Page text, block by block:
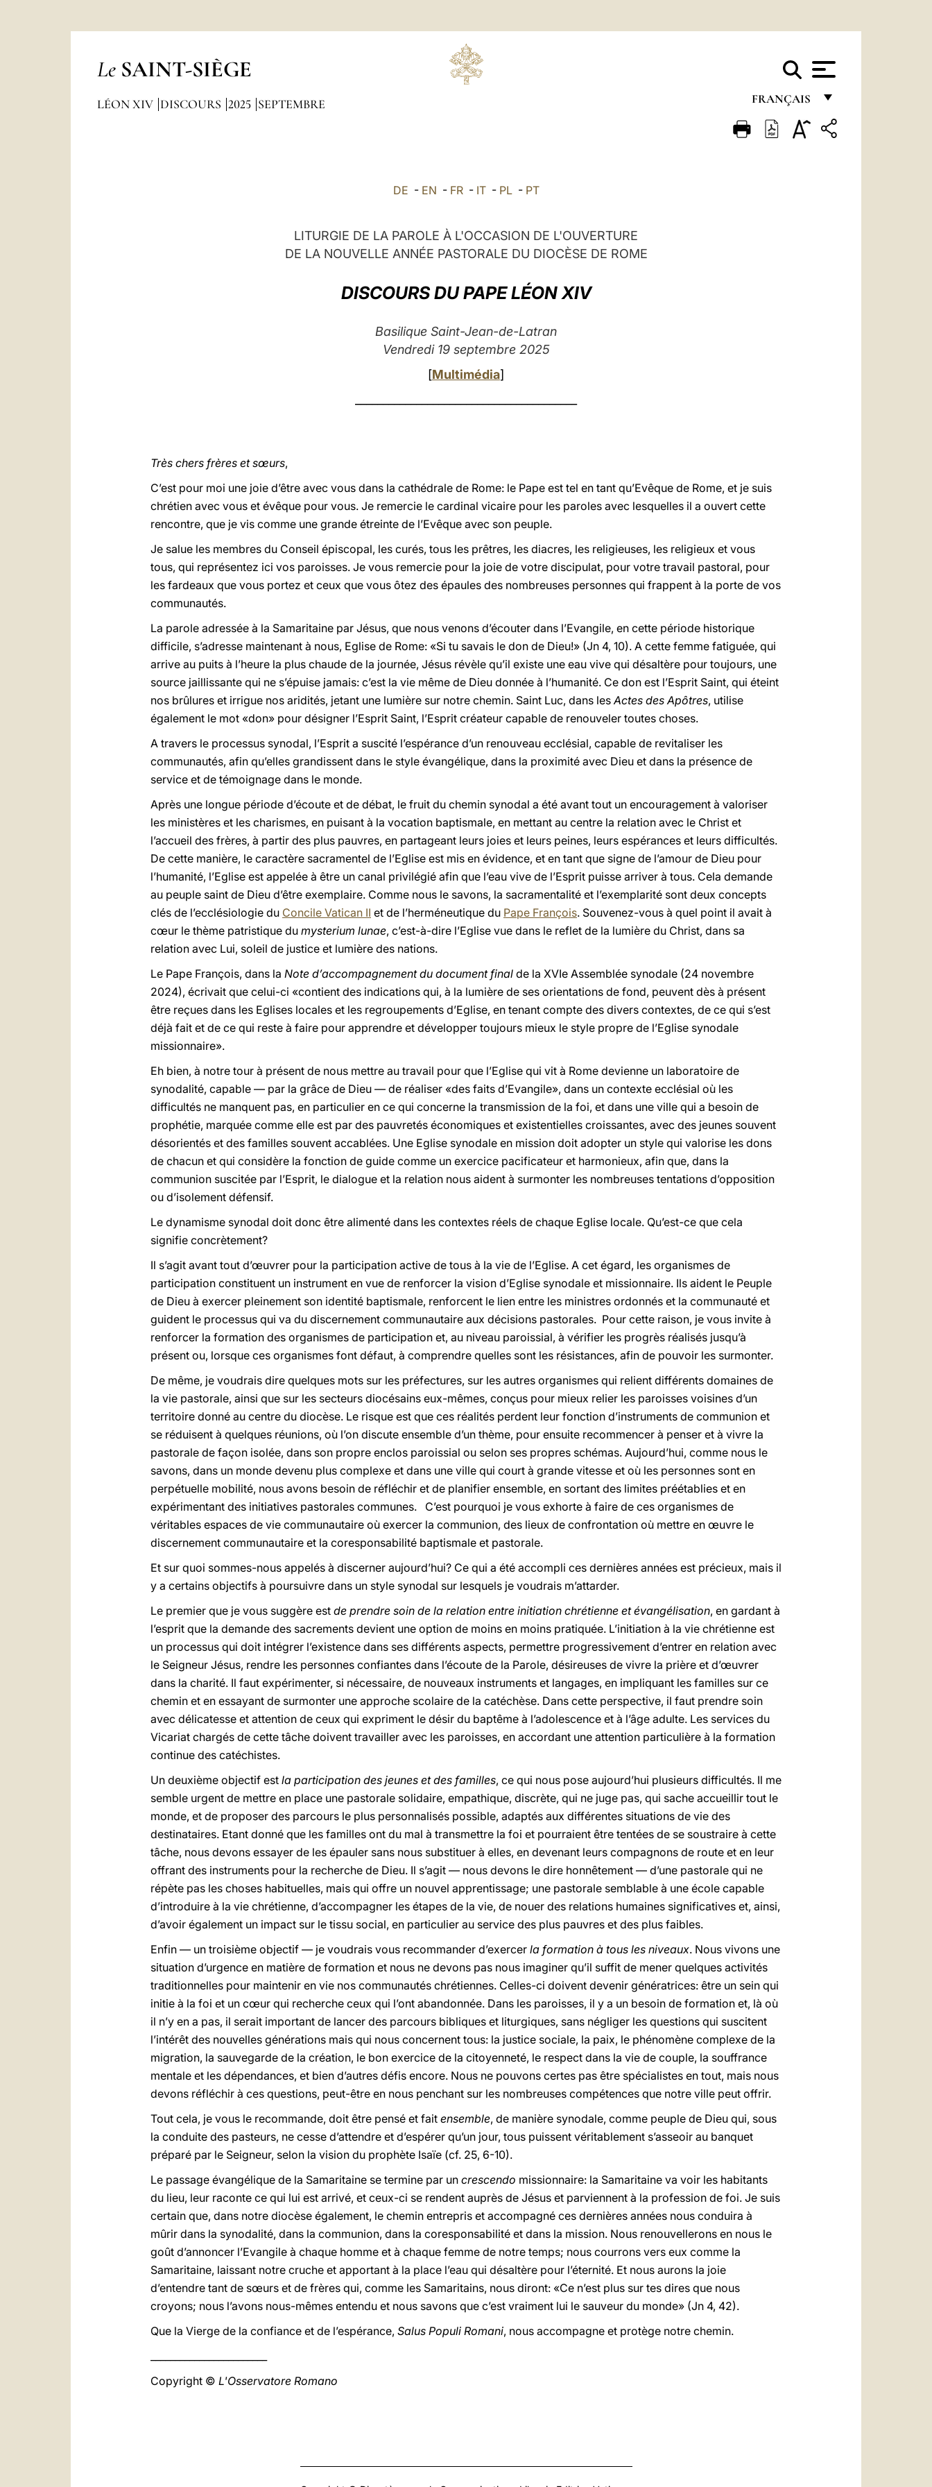
Le SAINT-SIÈGE
FRANÇAIS
FRANÇAIS
LÉON XIV DISCOURS 2025 SEPTEMBRE
DE - EN - FR- IT- PL- PT
LITURGIE DE LA PAROLE À L'OCCASION DE L'OUVERTURE
DE LA NOUVELLE ANNÉE PASTORALE DU DIOCÈSE DE ROME
DISCOURS DU PAPE LÉON XIV
Basilique Saint-Jean-de-Latran
Vendredi 19 septembre 2025
[Multimédia]
Très chers frères et sœurs,
C’est pour moi une joie d’être avec vous dans la cathédrale de Rome: le Pape est tel en tant qu’Evêque de Rome, et je suis
chrétien avec vous et évêque pour vous. Je remercie le cardinal vicaire pour les paroles avec lesquelles il a ouvert cette
rencontre, que je vis comme une grande étreinte de l’Evêque avec son peuple.
Je salue les membres du Conseil épiscopal, les curés, tous les prêtres, les diacres, les religieuses, les religieux et vous
tous, qui représentez ici vos paroisses. Je vous remercie pour la joie de votre discipulat, pour votre travail pastoral, pour
les fardeaux que vous portez et ceux que vous ôtez des épaules des nombreuses personnes qui frappent à la porte de vos
communautés.
La parole adressée à la Samaritaine par Jésus, que nous venons d’écouter dans l’Evangile, en cette période historique
difficile, s’adresse maintenant à nous, Eglise de Rome: «Si tu savais le don de Dieu!» (Jn 4, 10). A cette femme fatiguée, qui
arrive au puits à l’heure la plus chaude de la journée, Jésus révèle qu’il existe une eau vive qui désaltère pour toujours, une
source jaillissante qui ne s’épuise jamais: c’est la vie même de Dieu donnée à l’humanité. Ce don est l’Esprit Saint, qui éteint
nos brûlures et irrigue nos aridités, jetant une lumière sur notre chemin. Saint Luc, dans lesActes des Apôtres, utilise
également le mot «don» pour désigner l’Esprit Saint, l’Esprit créateur capable de renouveler toutes choses.
A travers le processus synodal, l’Esprit a suscité l’espérance d’un renouveau ecclésial, capable de revitaliser les
communautés, afin qu’elles grandissent dans le style évangélique, dans la proximité avec Dieu et dans la présence de
service et de témoignage dans le monde.
Après une longue période d’écoute et de débat, le fruit du chemin synodal a été avant tout un encouragement à valoriser
les ministères et les charismes, en puisant à la vocation baptismale, en mettant au centre la relation avec le Christ et
l’accueil des frères, à partir des plus pauvres, en partageant leurs joies et leurs peines, leurs espérances et leurs difficultés.
De cette manière, le caractère sacramentel de l’Eglise est mis en évidence, et en tant que signe de l’amour de Dieu pour
l’humanité, l’Eglise est appelée à être un canal privilégié afin que l’eau vive de l’Esprit puisse arriver à tous. Cela demande
au peuple saint de Dieu d’être exemplaire. Comme nous le savons, la sacramentalité et l’exemplarité sont deux concepts
clés de l’ecclésiologie du Concile Vatican II et de l’herméneutique du Pape François. Souvenez-vous à quel point il avait à
cœur le thème patristique du mysterium lunae, c’est-à-dire l’Eglise vue dans le reflet de la lumière du Christ, dans sa
relation avec Lui, soleil de justice et lumière des nations.
Le Pape François, dans la Note d’accompagnement du document final de la XVIe Assemblée synodale (24 novembre
2024), écrivait que celui-ci «contient des indications qui, à la lumière de ses orientations de fond, peuvent dès à présent
être reçues dans les Eglises locales et les regroupements d’Eglise, en tenant compte des divers contextes, de ce qui s’est
déjà fait et de ce qui reste à faire pour apprendre et développer toujours mieux le style propre de l’Eglise synodale
missionnaire».
Eh bien, à notre tour à présent de nous mettre au travail pour que l’Eglise qui vit à Rome devienne un laboratoire de
synodalité, capable — par la grâce de Dieu — de réaliser «des faits d’Evangile», dans un contexte ecclésial où les
difficultés ne manquent pas, en particulier en ce qui concerne la transmission de la foi, et dans une ville qui a besoin de
prophétie, marquée comme elle est par des pauvretés économiques et existentielles croissantes, avec des jeunes souvent
désorientés et des familles souvent accablées. Une Eglise synodale en mission doit adopter un style qui valorise les dons
de chacun et qui considère la fonction de guide comme un exercice pacificateur et harmonieux, afin que, dans la
communion suscitée par l’Esprit, le dialogue et la relation nous aident à surmonter les nombreuses tentations d’opposition
ou d’isolement défensif.
Le dynamisme synodal doit donc être alimenté dans les contextes réels de chaque Eglise locale. Qu’est-ce que cela
signifie concrètement?
Il s’agit avant tout d’œuvrer pour la participation active de tous à la vie de l’Eglise. A cet égard, les organismes de
participation constituent un instrument en vue de renforcer la vision d’Eglise synodale et missionnaire. Ils aident le Peuple
de Dieu à exercer pleinement son identité baptismale, renforcent le lien entre les ministres ordonnés et la communauté et
guident le processus qui va du discernement communautaire aux décisions pastorales. Pour cette raison, je vous invite à
renforcer la formation des organismes de participation et, au niveau paroissial, à vérifier les progrès réalisés jusqu’à
présent ou, lorsque ces organismes font défaut, à comprendre quelles sont les résistances, afin de pouvoir les surmonter.
De même, je voudrais dire quelques mots sur les préfectures, sur les autres organismes qui relient différents domaines de
la vie pastorale, ainsi que sur les secteurs diocésains eux-mêmes, conçus pour mieux relier les paroisses voisines d’un
territoire donné au centre du diocèse. Le risque est que ces réalités perdent leur fonction d’instruments de communion et
se réduisent à quelques réunions, où l’on discute ensemble d’un thème, pour ensuite recommencer à penser et à vivre la
pastorale de façon isolée, dans son propre enclos paroissial ou selon ses propres schémas. Aujourd’hui, comme nous le
savons, dans un monde devenu plus complexe et dans une ville qui court à grande vitesse et où les personnes sont en
perpétuelle mobilité, nous avons besoin de réfléchir et de planifier ensemble, en sortant des limites préétablies et en
expérimentant des initiatives pastorales communes. C’est pourquoi je vous exhorte à faire de ces organismes de
véritables espaces de vie communautaire où exercer la communion, des lieux de confrontation où mettre en œuvre le
discernement communautaire et la coresponsabilité baptismale et pastorale.
Et sur quoi sommes-nous appelés à discerner aujourd’hui? Ce qui a été accompli ces dernières années est précieux, mais il
y a certains objectifs à poursuivre dans un style synodal sur lesquels je voudrais m’attarder.
Le premier que je vous suggère est de prendre soin de la relation entre initiation chrétienne et évangélisation, en gardant à
l’esprit que la demande des sacrements devient une option de moins en moins pratiquée. L’initiation à la vie chrétienne est
un processus qui doit intégrer l’existence dans ses différents aspects, permettre progressivement d’entrer en relation avec
le Seigneur Jésus, rendre les personnes confiantes dans l’écoute de la Parole, désireuses de vivre la prière et d’œuvrer
dans la charité. Il faut expérimenter, si nécessaire, de nouveaux instruments et langages, en impliquant les familles sur ce
chemin et en essayant de surmonter une approche scolaire de la catéchèse. Dans cette perspective, il faut prendre soin
avec délicatesse et attention de ceux qui expriment le désir du baptême à l’adolescence et à l’âge adulte. Les services du
Vicariat chargés de cette tâche doivent travailler avec les paroisses, en accordant une attention particulière à la formation
continue des catéchistes.
Un deuxième objectif est la participation des jeunes et des familles, ce qui nous pose aujourd’hui plusieurs difficultés. Il me
semble urgent de mettre en place une pastorale solidaire, empathique, discrète, qui ne juge pas, qui sache accueillir tout le
monde, et de proposer des parcours le plus personnalisés possible, adaptés aux différentes situations de vie des
destinataires. Etant donné que les familles ont du mal à transmettre la foi et pourraient être tentées de se soustraire à cette
tâche, nous devons essayer de les épauler sans nous substituer à elles, en devenant leurs compagnons de route et en leur
offrant des instruments pour la recherche de Dieu. Il s’agit — nous devons le dire honnêtement — d’une pastorale qui ne
répète pas les choses habituelles, mais qui offre un nouvel apprentissage; une pastorale semblable à une école capable
d’introduire à la vie chrétienne, d’accompagner les étapes de la vie, de nouer des relations humaines significatives et, ainsi,
d’avoir également un impact sur le tissu social, en particulier au service des plus pauvres et des plus faibles.
Enfin — un troisième objectif — je voudrais vous recommander d’exercer la formation à tous les niveaux. Nous vivons une
situation d’urgence en matière de formation et nous ne devons pas nous imaginer qu’il suffit de mener quelques activités
traditionnelles pour maintenir en vie nos communautés chrétiennes. Celles-ci doivent devenir génératrices: être un sein qui
initie à la foi et un cœur qui recherche ceux qui l’ont abandonnée. Dans les paroisses, il y a un besoin de formation et, là où
il n’y en a pas, il serait important de lancer des parcours bibliques et liturgiques, sans négliger les questions qui suscitent
l’intérêt des nouvelles générations mais qui nous concernent tous: la justice sociale, la paix, le phénomène complexe de la
migration, la sauvegarde de la création, le bon exercice de la citoyenneté, le respect dans la vie de couple, la souffrance
mentale et les dépendances, et bien d’autres défis encore. Nous ne pouvons certes pas être spécialistes en tout, mais nous
devons réfléchir à ces questions, peut-être en nous penchant sur les nombreuses compétences que notre ville peut offrir.
Tout cela, je vous le recommande, doit être pensé et fait ensemble, de manière synodale, comme peuple de Dieu qui, sous
la conduite des pasteurs, ne cesse d’attendre et d’espérer qu’un jour, tous puissent véritablement s’asseoir au banquet
préparé par le Seigneur, selon la vision du prophète Isaïe (cf. 25, 6-10).
Le passage évangélique de la Samaritaine se termine par un crescendo missionnaire: la Samaritaine va voir les habitants
du lieu, leur raconte ce qui lui est arrivé, et ceux-ci se rendent auprès de Jésus et parviennent à la profession de foi. Je suis
certain que, dans notre diocèse également, le chemin entrepris et accompagné ces dernières années nous conduira à
mûrir dans la synodalité, dans la communion, dans la coresponsabilité et dans la mission. Nous renouvellerons en nous le
goût d’annoncer l’Evangile à chaque homme et à chaque femme de notre temps; nous courrons vers eux comme la
Samaritaine, laissant notre cruche et apportant à la place l’eau qui désaltère pour l’éternité. Et nous aurons la joie
d’entendre tant de sœurs et de frères qui, comme les Samaritains, nous diront: «Ce n’est plus sur tes dires que nous
croyons; nous l’avons nous-mêmes entendu et nous savons que c’est vraiment lui le sauveur du monde» (Jn 4, 42).
Que la Vierge de la confiance et de l’espérance, Salus Populi Romani, nous accompagne et protège notre chemin.
Copyright © L'Osservatore Romano